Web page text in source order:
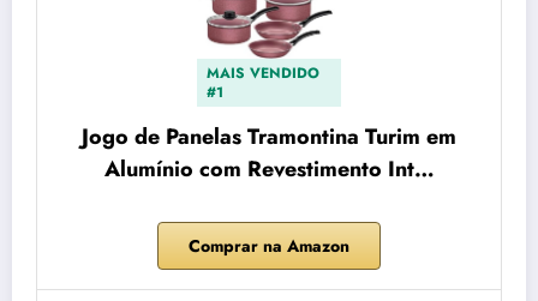
MAIS VENDIDO
#1
Jogo de Panelas Tramontina Turim em
Alumínio com Revestimento Int…
Comprar na Amazon